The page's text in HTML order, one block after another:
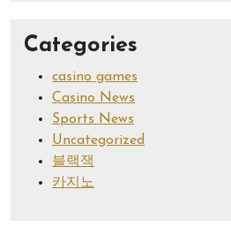
Categories
casino games
Casino News
Sports News
Uncategorized
블랙잭
카지노